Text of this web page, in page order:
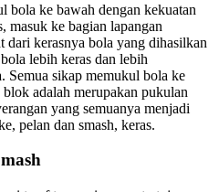
bola ke bawah dengan kekuatan
masuk ke bagian lapangan
kerasnya bola yang dihasilkan
lebih keras dan lebih
Semua sikap memukul bola ke
adalah merupakan pukulan
yang semuanya menjadi
pelan dan smash, keras.